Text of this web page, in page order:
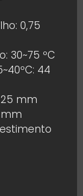
0,75
30~75 ºC
44
mm
mm